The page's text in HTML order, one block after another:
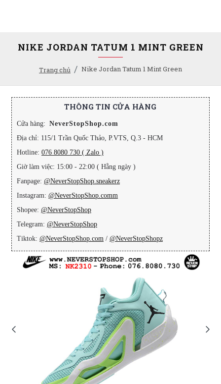
Trang chủ Nike Jordan Tatum 1 Mint Green
NIKE JORDAN TATUM 1 MINT GREEN
THÔNG TIN CỬA HÀNG
Cửa hàng: NeverStopShop.com
Địa chỉ: 115/1 Trần Quốc Thảo, P.VTS, Q.3 - HCM
Hotline: 076 8080 730 ( Zalo )
Giờ làm việc: 15:00 - 22:00 ( Hằng ngày )
Fanpage: @NeverStopShop.sneakerz
Instagram: @NeverStopShop.comm
Shopee: @NeverStopShop
Telegram: @NeverStopShop
Tiktok: @NeverStopShop.com / @NeverStopShopz